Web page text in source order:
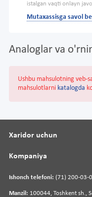
istalgan vaqti onlayn
Mutaxassisga savol
Analoglar va
Ushbu mahsulotning veb-
mahsulotlarni katalogda
Ishonch telefoni: (71) 200-03-
Manzil: 100044, Toshkent sh.,
Xaridor uchun
Kompaniya